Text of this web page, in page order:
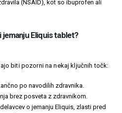
(NSAID), kot so ibuprofen ali
Eliquis tablet?
biti pozorni na nekaj ključnih točk:
po navodilih zdravnika.
brez posveta z zdravnikom.
o jemanju Eliquis, zlasti pred